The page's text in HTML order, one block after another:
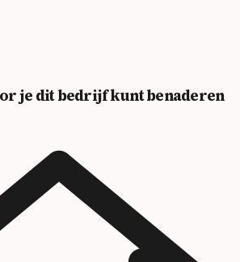
je dit bedrijf kunt benaderen